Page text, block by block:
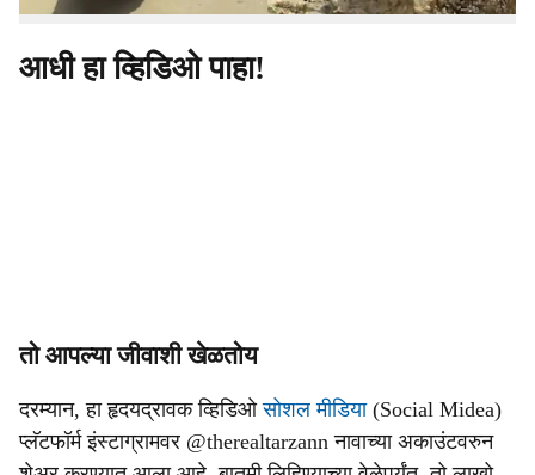
आधी हा व्हिडिओ पाहा!
तो आपल्या जीवाशी खेळतोय
दरम्यान, हा हृदयद्रावक व्हिडिओसोशल मीडिया(Social Midea)
प्लॅटफॉर्म इंस्टाग्रामवर @therealtarzann नावाच्या अकाउंटवरुन